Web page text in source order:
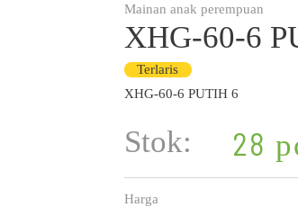
Mainan anak perempuan
XHG-60-6
Terlaris
XHG-60-6 PUTIH 6
Stok: 28
Harga